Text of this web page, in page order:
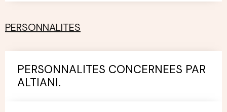
PERSONNALITES
PERSONNALITES CONCERNEES PAR
ALTIANI.